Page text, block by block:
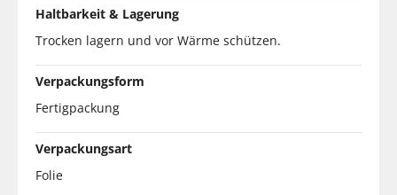
Haltbarkeit & Lagerung
Trocken lagern und vor Wärme schützen.
Verpackungsform
Fertigpackung
Verpackungsart
Folie